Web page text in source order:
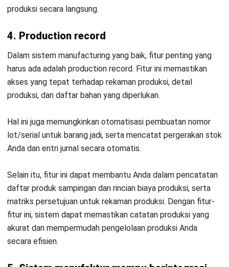
Fungsi, Jenis, dan Penerapannya
Agile Manufacturing: Panduan
Membuat Bisnis Lebih Adaptif
Kinan Eliana - 10/06/2026